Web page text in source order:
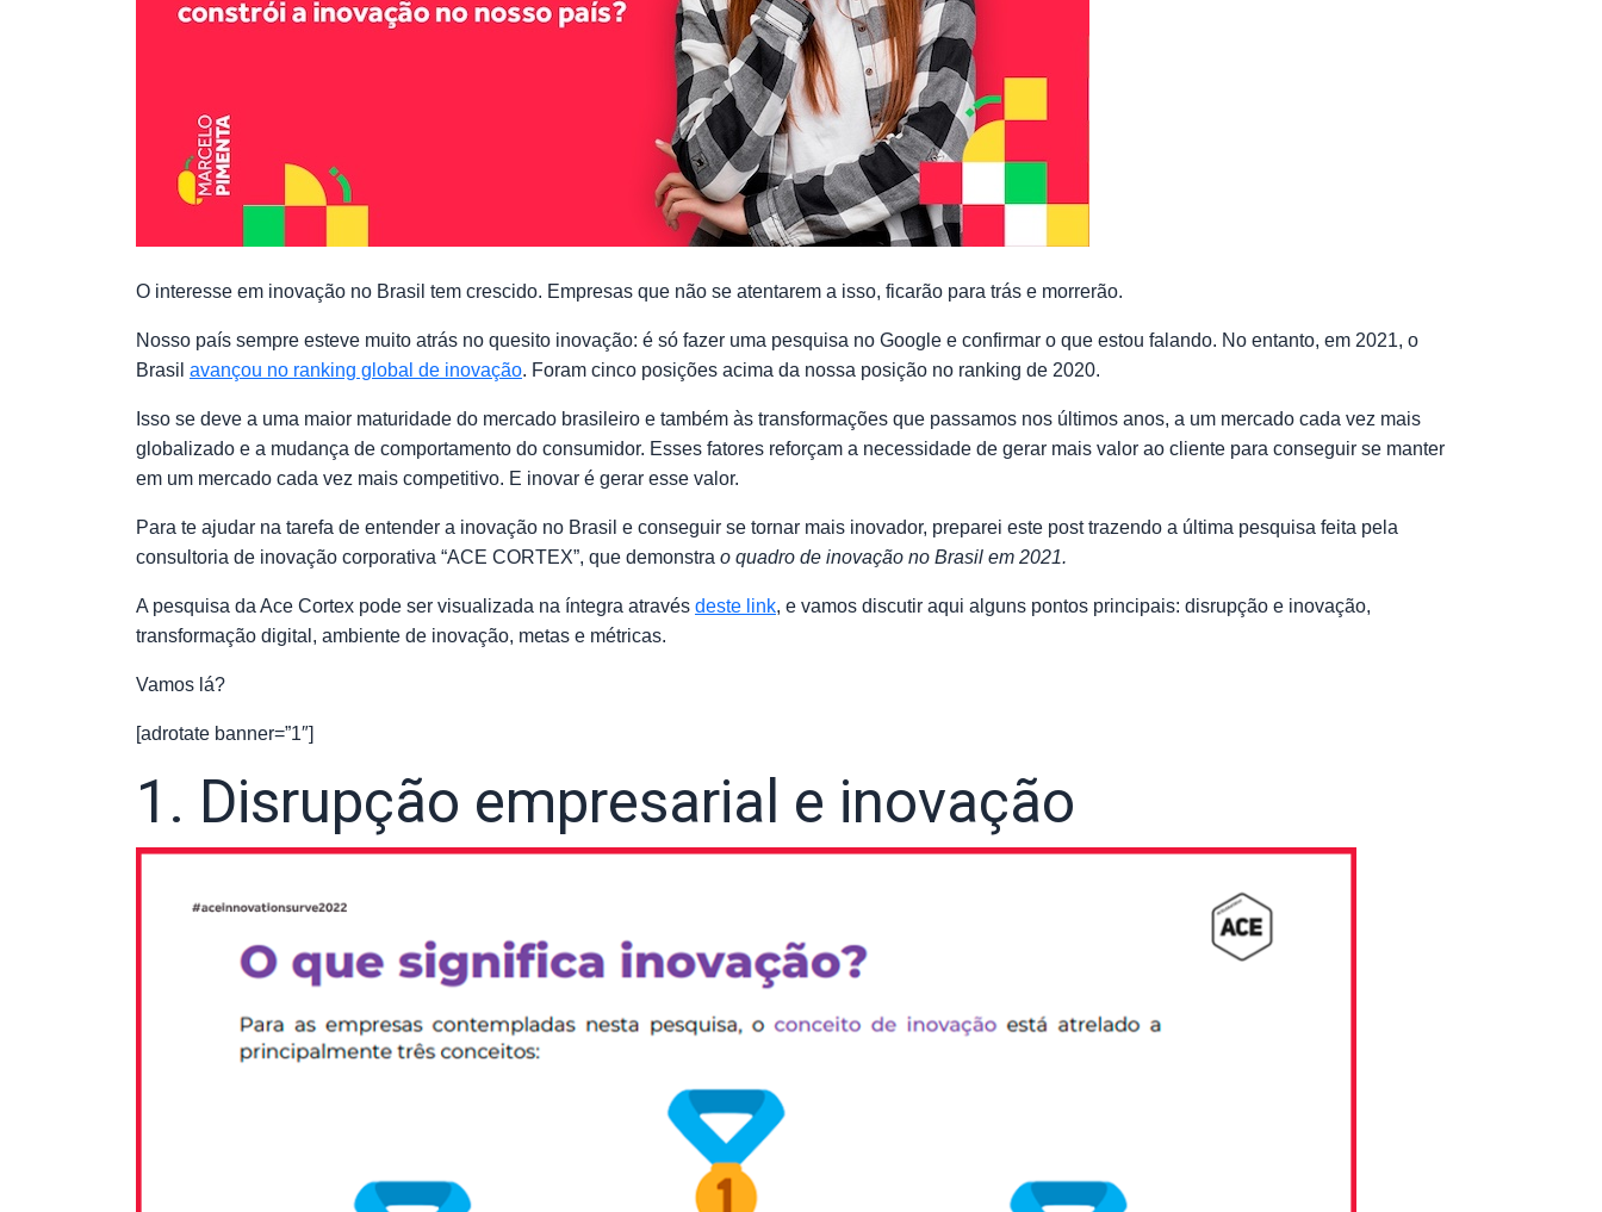
O interesse em inovação no Brasil tem crescido. Empresas que não se atentarem a isso, ficarão para trás e morrerão.
Nosso país sempre esteve muito atrás no quesito inovação: é só fazer uma pesquisa no Google e confirmar o que estou falando. No entanto, em 2021, o
Brasil avançou no ranking global de inovação. Foram cinco posições acima da nossa posição no ranking de 2020.
Isso se deve a uma maior maturidade do mercado brasileiro e também às transformações que passamos nos últimos anos, a um mercado cada vez mais
globalizado e a mudança de comportamento do consumidor. Esses fatores reforçam a necessidade de gerar mais valor ao cliente para conseguir se manter
em um mercado cada vez mais competitivo. E inovar é gerar esse valor.
Para te ajudar na tarefa de entender a inovação no Brasil e conseguir se tornar mais inovador, preparei este post trazendo a última pesquisa feita pela
consultoria de inovação corporativa “ACE CORTEX”, que demonstra o quadro de inovação no Brasil em 2021.
A pesquisa da Ace Cortex pode ser visualizada na íntegra através deste link, e vamos discutir aqui alguns pontos principais: disrupção e inovação,
transformação digital, ambiente de inovação, metas e métricas.
Vamos lá?
[adrotate banner=”1″]
1. Disrupção empresarial e inovação